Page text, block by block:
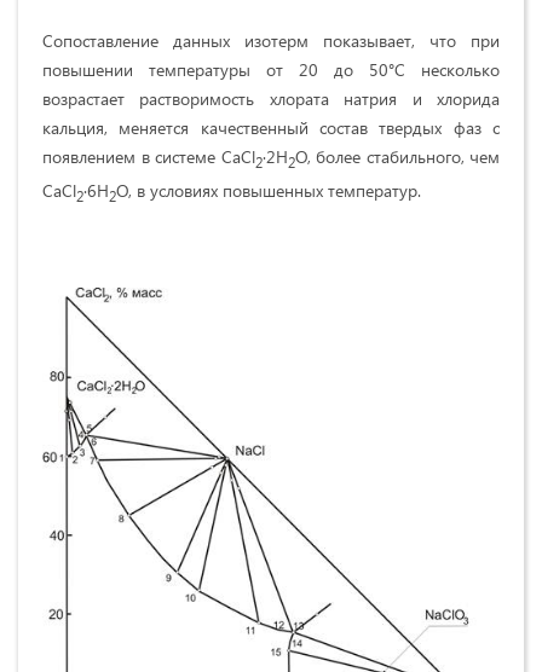
Сопоставление данных изотерм показывает, что при
повышении температуры от 20 до 50°С несколько
возрастает растворимость хлората натрия и хлорида
кальция, меняется качественный состав твердых фаз с
появлением в системе CaCl2∙2H2O, более стабильного, чем
CaCl2∙6H2O, в условиях повышенных температур.